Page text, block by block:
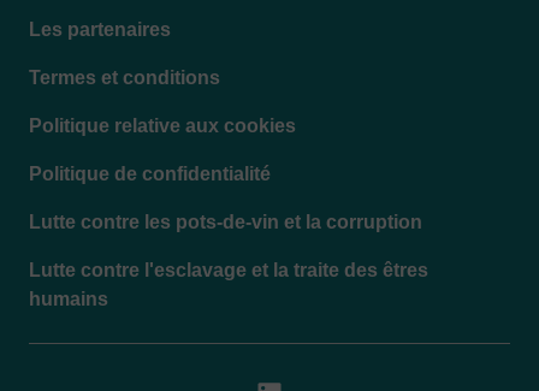
Footer
Les partenaires
Termes et conditions
Politique relative aux cookies
Politique de confidentialité
Lutte contre les pots-de-vin et la corruption
Lutte contre l'esclavage et la traite des êtres
humains